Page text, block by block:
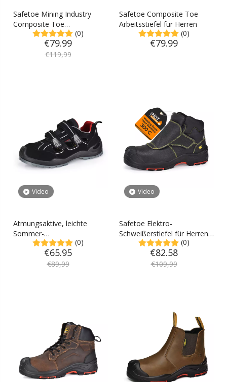
Safetoe Mining Industry
Composite Toe
Arbeitsstiefel für Herren –
(0)
€79.99
€119,99
Safetoe Composite Toe
Arbeitsstiefel für Herren
(0)
€79.99
Video
Atmungsaktive, leichte
Sommer-
Sicherheitsarbeitsschuhe aus
Leder mit Stahlkappe von
(0)
€65.95
€89,99
Video
Safetoe Elektro-
Schweißerstiefel für Herren,
funkensichere mittelhohe
Arbeitsstiefel mit
zusammengesetzter
(0)
€82.58
€109,99